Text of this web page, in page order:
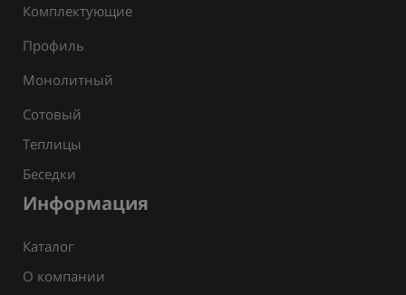
Комплектующие
Профиль
Монолитный
Сотовый
Теплицы
Беседки
Информация
Каталог
О компании